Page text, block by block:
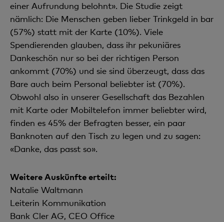
einer Aufrundung belohnt». Die Studie zeigt
nämlich: Die Menschen geben lieber Trinkgeld in bar
(57%) statt mit der Karte (10%). Viele
Spendierenden glauben, dass ihr pekuniäres
Dankeschön nur so bei der richtigen Person
ankommt (70%) und sie sind überzeugt, dass das
Bare auch beim Personal beliebter ist (70%).
Obwohl also in unserer Gesellschaft das Bezahlen
mit Karte oder Mobiltelefon immer beliebter wird,
finden es 45% der Befragten besser, ein paar
Banknoten auf den Tisch zu legen und zu sagen:
«Danke, das passt so».
Weitere Auskünfte erteilt:
Natalie Waltmann
Leiterin Kommunikation
Bank Cler AG, CEO Office